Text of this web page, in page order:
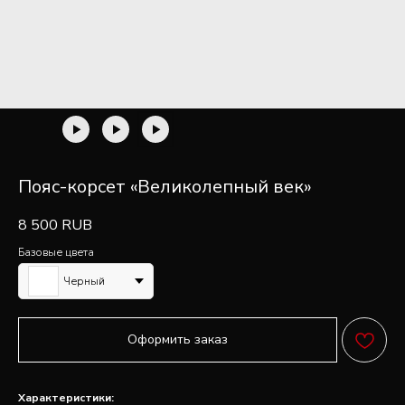
Пояс-корсет «Великолепный век»
8 500 RUB
Базовые цвета
Черный
Оформить заказ
Характеристики:
FAQ